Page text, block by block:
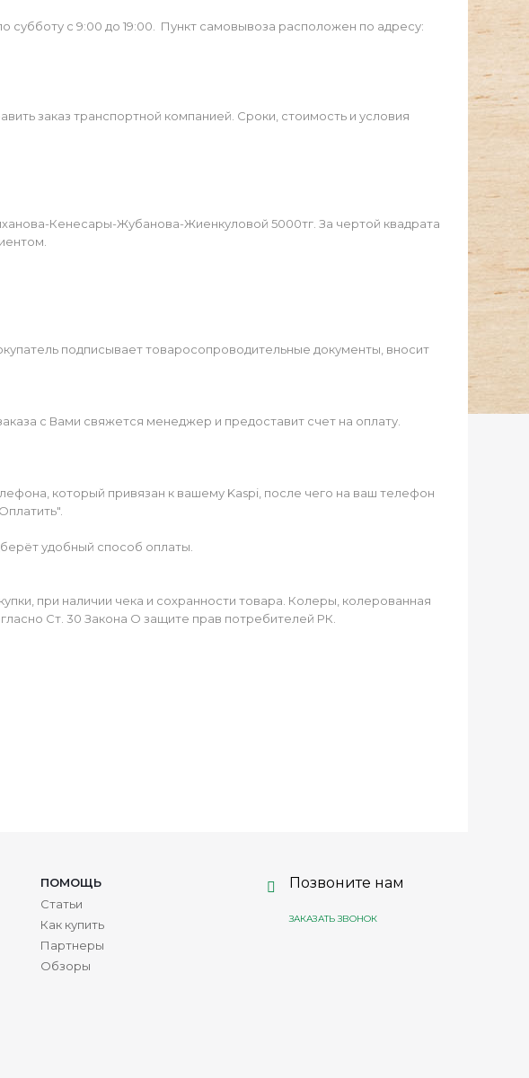
субботу с 9:00 до 19:00. Пункт самовывоза расположен по адресу:
заказ транспортной компанией. Сроки, стоимость и условия
Кенесары-Жубанова-Жиенкуловой 5000тг. За чертой квадрата
подписывает товаросопроводительные документы, вносит
с Вами свяжется менеджер и предоставит счет на оплату.
который привязан к вашему Kaspi, после чего на ваш телефон
удобный способ оплаты.
при наличии чека и сохранности товара. Колеры, колерованная
Ст. 30 Закона О защите прав потребителей РК.
ПОМОЩЬ
Статьи
Как купить
Партнеры
Обзоры
Позвоните нам
ЗАКАЗАТЬ ЗВОНОК